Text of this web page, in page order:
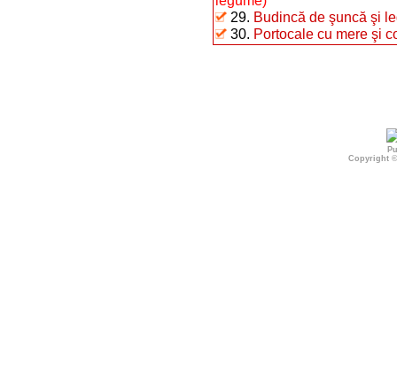
29. Budincă de şuncă şi
30. Portocale cu mere şi
Copyright